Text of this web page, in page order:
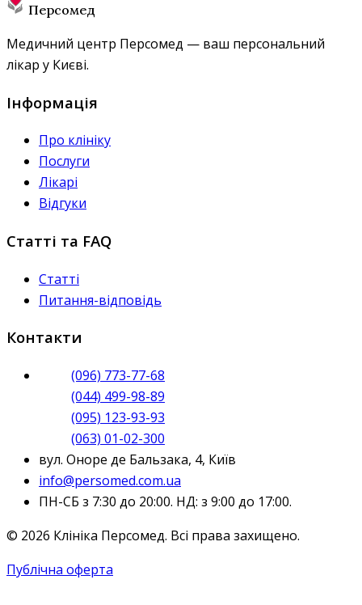
Персомед
Медичний центр Персомед — ваш персональний
лікар у Києві.
Інформація
Про клініку
Послуги
Лікарі
Відгуки
Статті та FAQ
Статті
Питання-відповідь
Контакти
(096) 773-77-68
(044) 499-98-89
(095) 123-93-93
(063) 01-02-300
вул. Оноре де Бальзака, 4, Київ
info@persomed.com.ua
ПН-СБ з 7:30 до 20:00. НД: з 9:00 до 17:00.
© 2026 Клініка Персомед. Всі права захищено.
Публічна оферта